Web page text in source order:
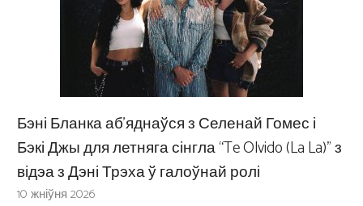
Бэні Бланка аб’яднаўся з Селенай Гомес і
Бэкі Джы для летняга сінгла “Te Olvido (La La)” з
відэа з Дэні Трэха ў галоўнай ролі
10 жніўня 2026